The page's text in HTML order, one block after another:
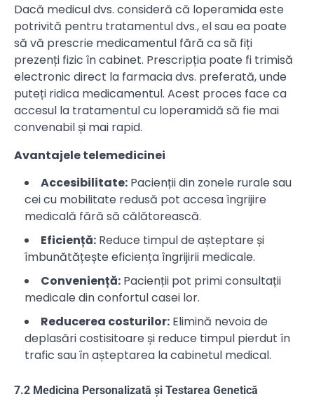
Dacă medicul dvs. consideră că loperamida este
potrivită pentru tratamentul dvs., el sau ea poate
să vă prescrie medicamentul fără ca să fiți
prezenți fizic în cabinet. Prescripția poate fi trimisă
electronic direct la farmacia dvs. preferată, unde
puteți ridica medicamentul. Acest proces face ca
accesul la tratamentul cu loperamidă să fie mai
convenabil și mai rapid.
Avantajele telemedicinei
Accesibilitate: Pacienții din zonele rurale sau
cei cu mobilitate redusă pot accesa îngrijire
medicală fără să călătorească.
Eficiență: Reduce timpul de așteptare și
îmbunătățește eficiența îngrijirii medicale.
Conveniență: Pacienții pot primi consultații
medicale din confortul casei lor.
Reducerea costurilor: Elimină nevoia de
deplasări costisitoare și reduce timpul pierdut în
trafic sau în așteptarea la cabinetul medical.
7.2 Medicina Personalizată și Testarea Genetică